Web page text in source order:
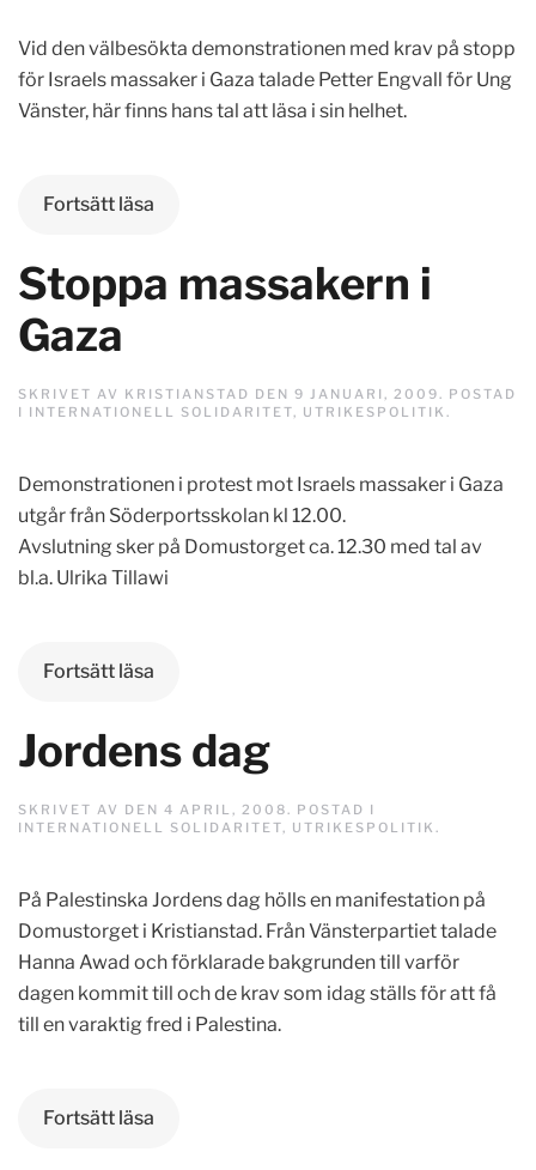
Vid den välbesökta demonstrationen med krav på stopp
för Israels massaker i Gaza talade Petter Engvall för Ung
Vänster, här finns hans tal att läsa i sin helhet.
Fortsätt läsa
Stoppa massakern i
Gaza
SKRIVET AV KRISTIANSTAD DEN 9 JANUARI, 2009. POSTAD
I INTERNATIONELL SOLIDARITET, UTRIKESPOLITIK .
Demonstrationen i protest mot Israels massaker i Gaza
utgår från Söderportsskolan kl 12.00.
Avslutning sker på Domustorget ca. 12.30 med tal av
bl.a. Ulrika Tillawi
Fortsätt läsa
Jordens dag
SKRIVET AV DEN 4 APRIL, 2008. POSTAD I
INTERNATIONELL SOLIDARITET, UTRIKESPOLITIK .
På Palestinska Jordens dag hölls en manifestation på
Domustorget i Kristianstad. Från Vänsterpartiet talade
Hanna Awad och förklarade bakgrunden till varför
dagen kommit till och de krav som idag ställs för att få
till en varaktig fred i Palestina.
Fortsätt läsa